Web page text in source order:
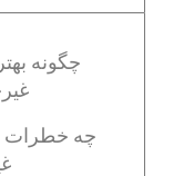
چگونه
چه خطرات و